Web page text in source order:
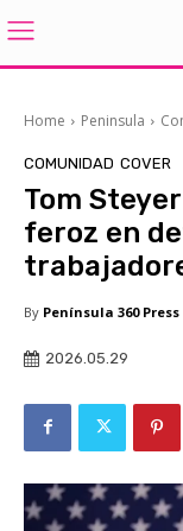
Home Peninsula
COMUNIDAD COVER
Tom
feroz en
By Península 360 Press
2026.05.29